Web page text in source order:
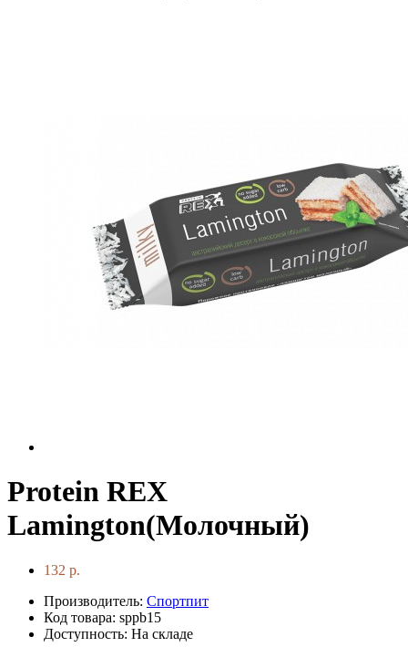
Protein REX
Lamington(Молочный)
132 р.
Производитель: Спортпит
Код товара: sppb15
Доступность: На складе